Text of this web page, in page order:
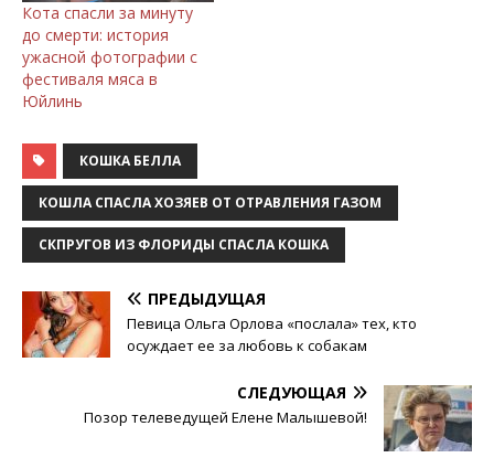
Кота спасли за минуту
до смерти: история
ужасной фотографии с
фестиваля мяса в
Юйлинь
КОШКА БЕЛЛА
КОШЛА СПАСЛА ХОЗЯЕВ ОТ ОТРАВЛЕНИЯ ГАЗОМ
СКПРУГОВ ИЗ ФЛОРИДЫ СПАСЛА КОШКА
ПРЕДЫДУЩАЯ
Певица Ольга Орлова «послала» тех, кто
осуждает ее за любовь к собакам
СЛЕДУЮЩАЯ
Позор телеведущей Елене Малышевой!